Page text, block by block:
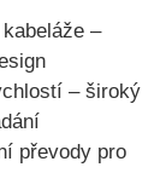
–
– široký
převody pro